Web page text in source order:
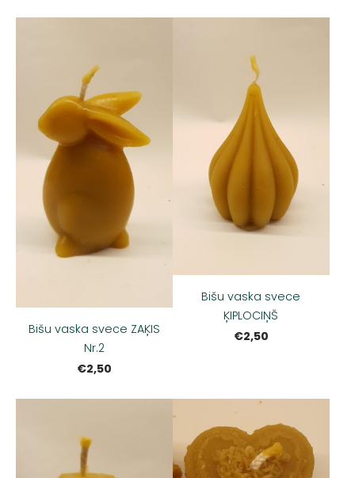
Bišu vaska svece ZAĶIS
Nr.2
€2,50
Bišu vaska svece
ĶIPLOCIŅŠ
€2,50